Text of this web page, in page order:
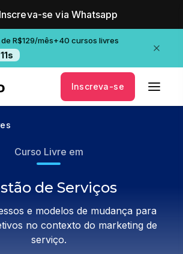
Inscreva-se via Whatsapp
R$129/mês+40 cursos livres
11s
Inscreva-se
Curso Livre em
de Serviços
e modelos de mudança para
no contexto do marketing de
serviço.